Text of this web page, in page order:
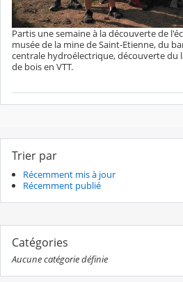
Partis une semaine à la découverte de
musée de la mine de Saint-Etienne, du
centrale hydroélectrique, découverte du
de bois en VTT.
Trier par
Récemment mis à jour
Récemment publié
Catégories
Aucune catégorie définie